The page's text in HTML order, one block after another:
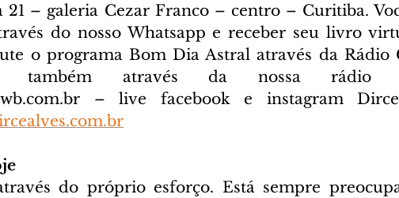
21 – galeria Cezar Franco – centro – Curitiba.
do nosso Whatsapp e receber seu livro
o programa Bom Dia Astral através da Rádio
– live facebook e instagram
do próprio esforço. Está sempre